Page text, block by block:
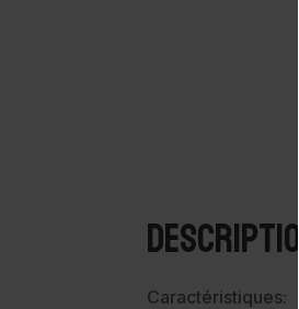
Description
Caractéristiques: